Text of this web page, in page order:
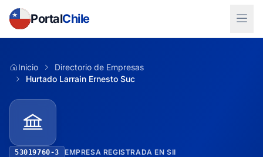
PortalChile
Inicio
Directorio de Empresas
Hurtado Larrain Ernesto Suc
53019760-3 EMPRESA REGISTRADA EN SII